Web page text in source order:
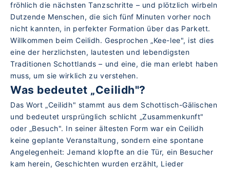
fröhlich die nächsten Tanzschritte – und plötzlich wirbeln
Dutzende Menschen, die sich fünf Minuten vorher noch
nicht kannten, in perfekter Formation über das Parkett.
Willkommen beim Ceilidh. Gesprochen „Kee-lee", ist dies
eine der herzlichsten, lautesten und lebendigsten
Traditionen Schottlands – und eine, die man erlebt haben
muss, um sie wirklich zu verstehen.
Was bedeutet „Ceilidh"?
Das Wort „Ceilidh" stammt aus dem Schottisch-Gälischen
und bedeutet ursprünglich schlicht „Zusammenkunft"
oder „Besuch". In seiner ältesten Form war ein Ceilidh
keine geplante Veranstaltung, sondern eine spontane
Angelegenheit: Jemand klopfte an die Tür, ein Besucher
kam herein, Geschichten wurden erzählt, Lieder